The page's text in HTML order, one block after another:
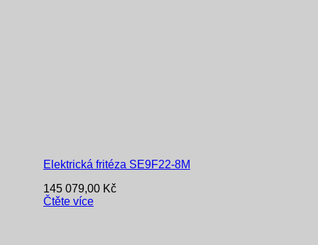
Elektrická fritéza SE9F22-8M
145 079,00 Kč
Čtěte více